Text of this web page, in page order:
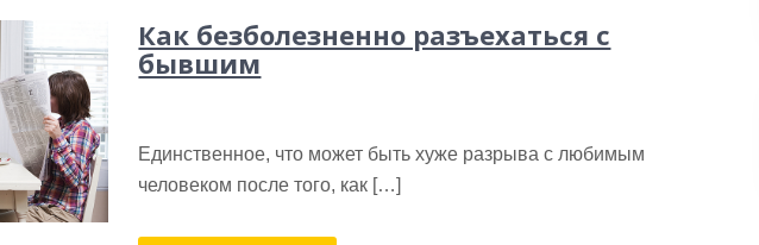
Как безболезненно разъехаться с
бывшим
Единственное, что может быть хуже разрыва с любимым
человеком после того, как […]